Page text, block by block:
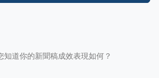
道你的新聞稿成效表現如何？